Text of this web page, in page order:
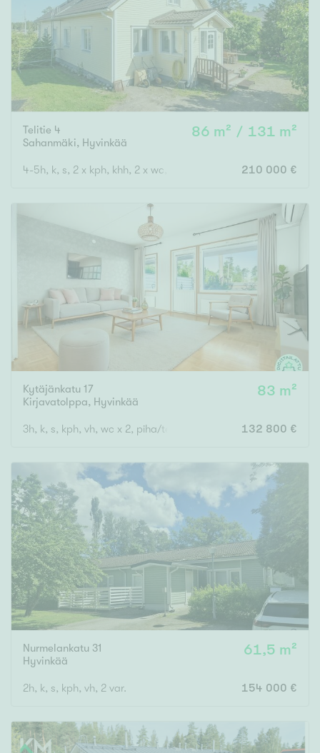
Telitie 4
Sahanmäki, Hyvinkää
86 m² / 131 m²
4-5h, k, s, 2 x kph, khh, 2 x wc, ak 210 000 €
Kytäjänkatu 17
Kirjavatolppa, Hyvinkää
83 m²
3h, k, s, kph, vh, wc x 2, piha/terassi, var, las.p 132 800 €
Nurmelankatu 31
Hyvinkää
61,5 m²
2h, k, s, kph, vh, 2 var. 154 000 €